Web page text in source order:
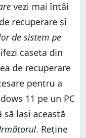
vezi mai întâi
recuperare și
de sistem pe
caseta din
de recuperare
pentru a
11 pe un PC
lași această
. Reține